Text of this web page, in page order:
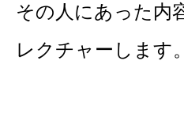
その人にあった内
レクチャーします。